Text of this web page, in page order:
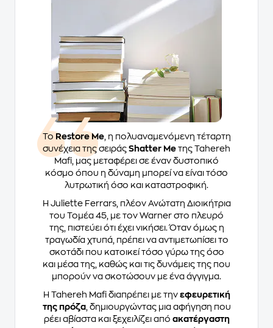
Το Restore Me, η πολυαναμενόμενη τέταρτη
συνέχεια της σειράς Shatter Me της Tahereh
Mafi, μας μεταφέρει σε έναν δυστοπικό
κόσμο όπου η δύναμη μπορεί να είναι τόσο
λυτρωτική όσο και καταστροφική.
Η Juliette Ferrars, πλέον Ανώτατη Διοικήτρια
του Τομέα 45, με τον Warner στο πλευρό
της, πιστεύει ότι έχει νικήσει. Όταν όμως η
τραγωδία χτυπά, πρέπει να αντιμετωπίσει το
σκοτάδι που κατοικεί τόσο γύρω της όσο
και μέσα της, καθώς και τις δυνάμεις της που
μπορούν να σκοτώσουν με ένα άγγιγμα.
Η Tahereh Mafi διαπρέπει με την εφευρετική
της πρόζα, δημιουργώντας μια αφήγηση που
ρέει αβίαστα και ξεχειλίζει από ακατέργαστη